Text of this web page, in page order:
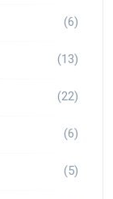
(6)
(13)
(22)
(6)
(5)